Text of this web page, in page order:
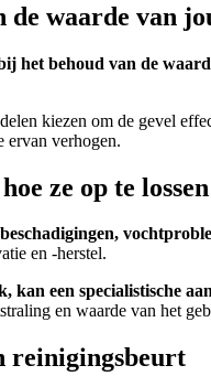
waarde van
het behoud van de
kiezen om de gevel
ervan verhogen.
ze op te lossen
en -herstel.
kan een specialistische
en waarde van het
reinigingsbeurt